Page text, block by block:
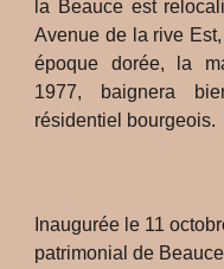
la Beauce est
Avenue de la rive
époque dorée, la
1977, baignera
résidentiel bourgeois.
Inaugurée le 11
patrimonial de